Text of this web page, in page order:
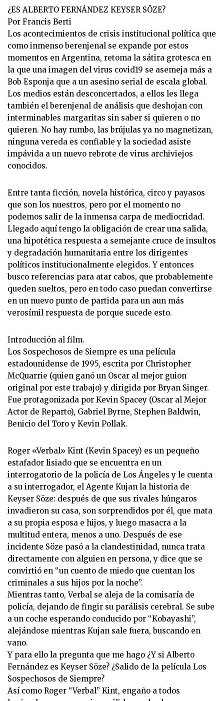
¿ES ALBERTO FERNÁNDEZ KEYSER SÖZE?
Por Francis Berti
Los acontecimientos de crisis institucional política que
como inmenso berenjenal se expande por estos
momentos en Argentina, retoma la sátira grotesca en
la que una imagen del virus covid19 se asemeja más a
Bob Esponja que a un asesino serial de escala global.
Los medios están desconcertados, a ellos les llega
también el berenjenal de análisis que deshojan con
interminables margaritas sin saber si quieren o no
quieren. No hay rumbo, las brújulas ya no magnetizan,
ninguna vereda es confiable y la sociedad asiste
impávida a un nuevo rebrote de virus archiviejos
conocidos.
Entre tanta ficción, novela histórica, circo y payasos
que son los nuestros, pero por el momento no
podemos salir de la inmensa carpa de mediocridad.
Llegado aquí tengo la obligación de crear una salida,
una hipotética respuesta a semejante cruce de insultos
y degradación humanitaria entre los dirigentes
políticos institucionalmente elegidos. Y entonces
busco referencias para atar cabos, que probablemente
queden sueltos, pero en todo caso puedan convertirse
en un nuevo punto de partida para un aun más
verosímil respuesta de porque sucede esto.
Introducción al film.
Los Sospechosos de Siempre es una película
estadounidense de 1995, escrita por Christopher
McQuarrie (quien ganó un Oscar al mejor guion
original por este trabajo) y dirigida por Bryan Singer.
Fue protagonizada por Kevin Spacey (Oscar al Mejor
Actor de Reparto), Gabriel Byrne, Stephen Baldwin,
Benicio del Toro y Kevin Pollak.
Roger «Verbal» Kint (Kevin Spacey) es un pequeño
estafador lisiado que se encuentra en un
interrogatorio de la policía de Los Ángeles y le cuenta
a su interrogador, el Agente Kujan la historia de
Keyser Söze: después de que sus rivales húngaros
invadieron su casa, son sorprendidos por él, que mata
a su propia esposa e hijos, y luego masacra a la
multitud entera, menos a uno. Después de ese
incidente Söze pasó a la clandestinidad, nunca trata
directamente con alguien en persona, y dice que se
convirtió en “un cuento de miedo que cuentan los
criminales a sus hijos por la noche”.
Mientras tanto, Verbal se aleja de la comisaría de
policía, dejando de fingir su parálisis cerebral. Se sube
a un coche esperando conducido por “Kobayashi”,
alejándose mientras Kujan sale fuera, buscando en
vano.
Y para ello la pregunta que me hago ¿Y si Alberto
Fernández es Keyser Söze? ¿Salido de la película Los
Sospechosos de Siempre?
Así como Roger “Verbal” Kint, engaño a todos